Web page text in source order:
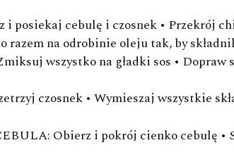
DO
2
i posiekaj cebulę i czosnek • Przekrój
razem na odrobinie oleju tak, by
wszystko na gładki sos • Dopraw
czosnek • Wymieszaj wszystkie
: Obierz i pokrój cienko cebulę •